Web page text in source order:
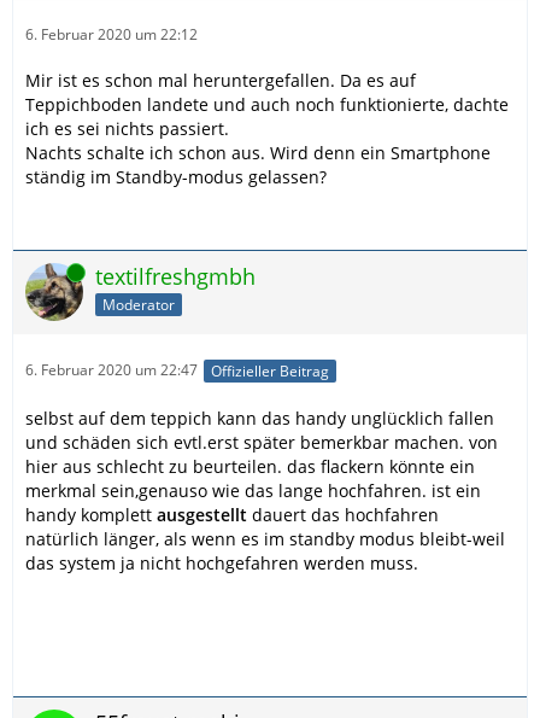
6. Februar 2020 um 22:12
Mir ist es schon mal heruntergefallen. Da es auf
Teppichboden landete und auch noch funktionierte, dachte
ich es sei nichts passiert.
Nachts schalte ich schon aus. Wird denn ein Smartphone
ständig im Standby-modus gelassen?
Online textilfreshgmbh
Moderator
6. Februar 2020 um 22:47 Offizieller Beitrag
selbst auf dem teppich kann das handy unglücklich fallen
und schäden sich evtl.erst später bemerkbar machen. von
hier aus schlecht zu beurteilen. das flackern könnte ein
merkmal sein,genauso wie das lange hochfahren. ist ein
handy komplett ausgestellt dauert das hochfahren
natürlich länger, als wenn es im standby modus bleibt-weil
das system ja nicht hochgefahren werden muss.